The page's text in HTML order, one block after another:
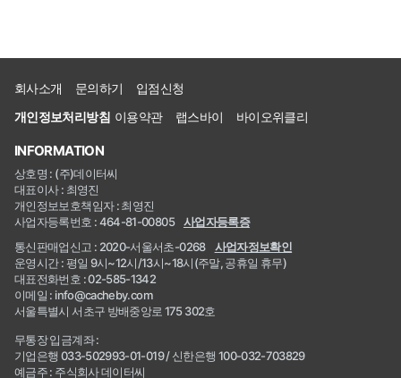
회사소개 문의하기
입점신청
개인정보처리방침 이용약관 랩스바이 바이오위클리
INFORMATION
상호명 : (주)데이터씨
대표이사 : 최영진
개인정보보호책임자 : 최영진
사업자등록번호 : 464-81-00805
사업자등록증
통신판매업신고 : 2020-서울서초-0268
사업자정보확인
운영시간 : 평일 9시~12시/13시~18시(주말, 공휴일 휴무)
대표전화번호 : 02-585-1342
이메일 : info@cacheby.com
서울특별시 서초구 방배중앙로 175 302호
무통장 입금계좌 :
기업은행 033-502993-01-019 / 신한은행 100-032-703829
예금주 : 주식회사 데이터씨